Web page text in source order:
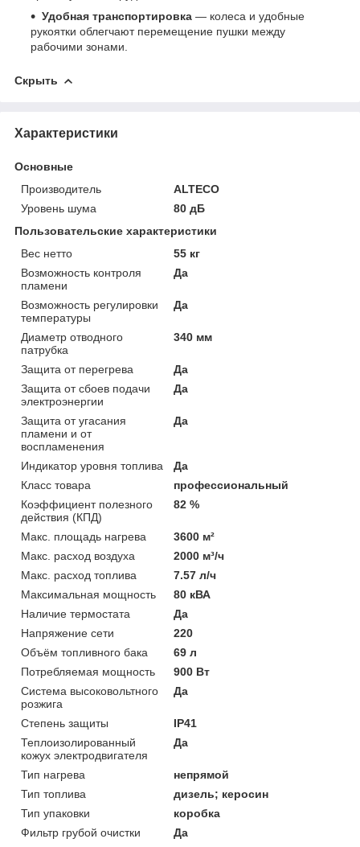
Удобная транспортировка — колеса и удобные
рукоятки облегчают перемещение пушки между
рабочими зонами.
Скрыть
Характеристики
Основные
Производитель
ALTECO
Уровень шума
80 дБ
Пользовательские характеристики
Вес нетто
55 кг
Возможность контроля
пламени
Да
Возможность регулировки
температуры
Да
Диаметр отводного
патрубка
340 мм
Защита от перегрева
Да
Защита от сбоев подачи
электроэнергии
Да
Защита от угасания
пламени и от
воспламенения
Да
Индикатор уровня топлива
Да
Класс товара
профессиональный
Коэффициент полезного
действия (КПД)
82 %
Макс. площадь нагрева
3600 м²
Макс. расход воздуха
2000 м³/ч
Макс. расход топлива
7.57 л/ч
Максимальная мощность
80 кВА
Наличие термостата
Да
Напряжение сети
220
Объём топливного бака
69 л
Потребляемая мощность
900 Вт
Система высоковольтного
розжига
Да
Степень защиты
IP41
Теплоизолированный
кожух электродвигателя
Да
Тип нагрева
непрямой
Тип топлива
дизель; керосин
Тип упаковки
коробка
Фильтр грубой очистки
Да